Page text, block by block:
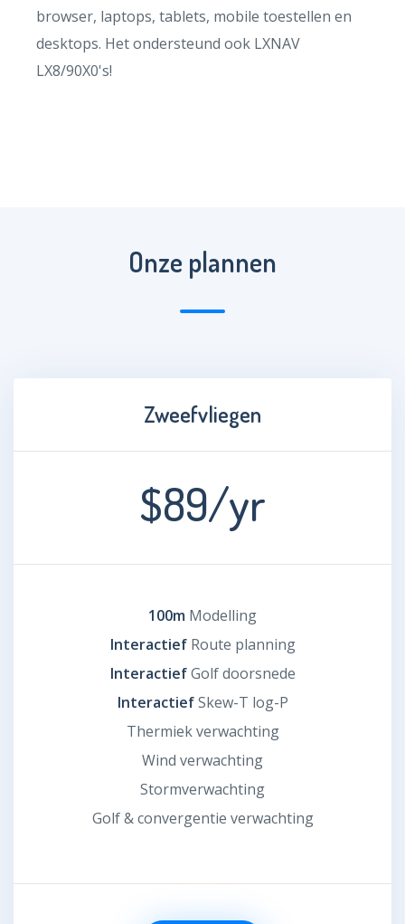
browser, laptops, tablets, mobile toestellen en
desktops. Het ondersteund ook LXNAV
LX8/90X0's!
Onze plannen
Zweefvliegen
$89/yr
100m Modelling
InteractiefRoute planning
InteractiefGolf doorsnede
InteractiefSkew-T log-P
Thermiek verwachting
Wind verwachting
Stormverwachting
Golf & convergentie verwachting